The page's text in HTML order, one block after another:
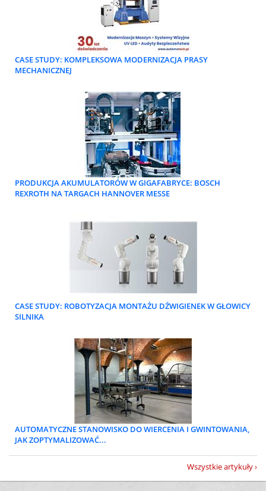
CASE STUDY: KOMPLEKSOWA MODERNIZACJA PRASY
MECHANICZNEJ
PRODUKCJA AKUMULATORÓW W GIGAFABRYCE: BOSCH
REXROTH NA TARGACH HANNOVER MESSE
CASE STUDY: ROBOTYZACJA MONTAŻU DŹWIGIENEK W GŁOWICY
SILNIKA
AUTOMATYCZNE STANOWISKO DO WIERCENIA I GWINTOWANIA,
JAK ZOPTYMALIZOWAĆ...
Wszystkie artykuły